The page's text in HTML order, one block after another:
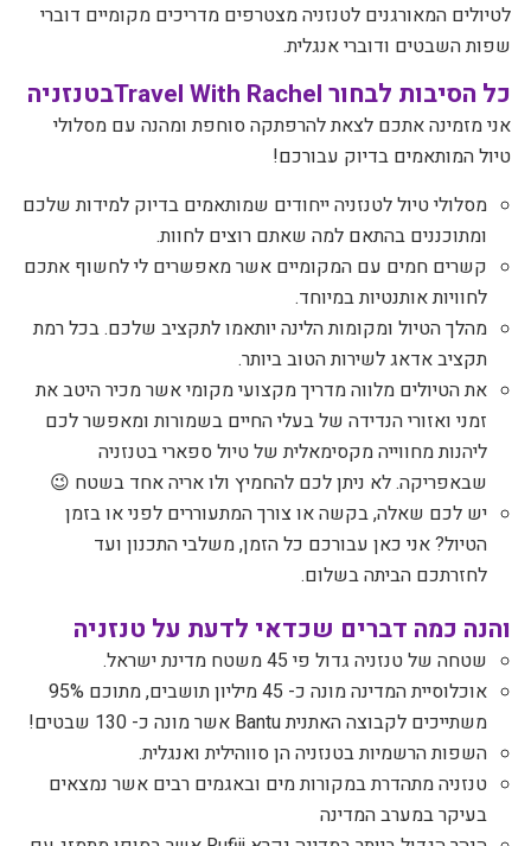
לטיולים המאורגנים לטנזניה מצטרפים מדריכים מקומיים דוברי
שפות השבטים ודוברי אנגלית.
כל הסיבות לבחורTravel With Rachelבטנזניה
אני מזמינה אתכם לצאת להרפתקה סוחפת ומהנה עם מסלולי
טיול המותאמים בדיוק עבורכם!
מסלולי טיול לטנזניה ייחודים שמותאמים בדיוק למידות שלכם
ומתוכננים בהתאם למה שאתם רוצים לחוות.
קשרים חמים עם המקומיים אשר מאפשרים לי לחשוף אתכם
לחוויות אותנטיות במיוחד.
מהלך הטיול ומקומות הלינה יותאמו לתקציב שלכם. בכל רמת
תקציב אדאג לשירות הטוב ביותר.
את הטיולים מלווה מדריך מקצועי מקומי אשר מכיר היטב את
זמני ואזורי הנדידה של בעלי החיים בשמורות ומאפשר לכם
ליהנות מחווייה מקסימאלית של טיול ספארי בטנזניה
שבאפריקה. לא ניתן לכם להחמיץ ולו אריה אחד בשטח 😉
יש לכם שאלה, בקשה או צורך המתעוררים לפני או בזמן
הטיול? אני כאן עבורכם כל הזמן, משלבי התכנון ועד
לחזרתכם הביתה בשלום.
והנה כמה דברים שכדאי לדעת על טנזניה
שטחה של טנזניה גדול פי 45 משטח מדינת ישראל.
אוכלוסיית המדינה מונה כ- 45 מיליון תושבים, מתוכם 95%
משתייכים לקבוצה האתניתBantu אשר מונה כ- 130 שבטים
!
השפות הרשמיות בטנזניה הן סווהילית ואנגלית.
טנזניה מתהדרת במקורות מים ובאגמים רבים אשר נמצאים
בעיקר במערב המדינה